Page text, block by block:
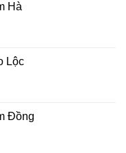
Hà
Lộc
Đồng